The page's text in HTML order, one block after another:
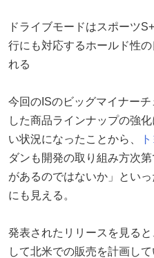
ドライブモードはスポーツ
行にも対応するホールド性
れる
今回のISのビッグマイナー
した商品ラインナップの強
い状況になったことから、
ダンも開発の取り組み方次
があるのではないか」とい
にも見える。
発表されたリリースを見る
して北米での販売を計画して